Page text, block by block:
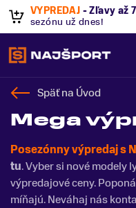
VÝPREDAJ - Zľavy až
sezónu už dnes!
Späť na Úvod
Mega
Posezónny výpredaj s
tu. Vyber si nové modely
výpredajové ceny.
míňajú. Neváhaj nás